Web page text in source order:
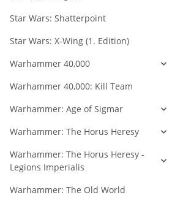
Star Wars: Shatterpoint
Star Wars: X-Wing (1. Edition)
Warhammer 40,000
Warhammer 40,000: Kill Team
Warhammer: Age of Sigmar
Warhammer: The Horus Heresy
Warhammer: The Horus Heresy -
Legions Imperialis
Warhammer: The Old World